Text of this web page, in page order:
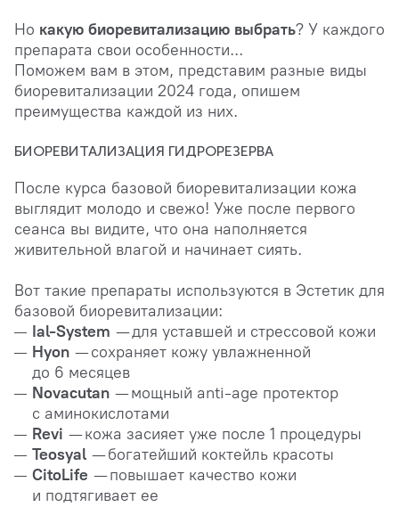
Но какую биоревитализацию выбрать? У каждого
препарата свои особенности...
Поможем вам в этом, представим разные виды
биоревитализации 2024 года, опишем
преимущества каждой из них.
БИОРЕВИТАЛИЗАЦИЯ ГИДРОРЕЗЕРВА
После курса базовой биоревитализации кожа
выглядит молодо и свежо! Уже после первого
сеанса вы видите, что она наполняется
живительной влагой и начинает сиять.
Вот такие препараты используются в Эстетик для
базовой биоревитализации:
Ial-System — для уставшей и стрессовой кожи
Hyon — сохраняет кожу увлажненной
до 6 месяцев
Novacutan — мощный anti-age протектор
с аминокислотами
Revi — кожа засияет уже после 1 процедуры
Teosyal — богатейший коктейль красоты
CitoLife — повышает качество кожи
и подтягивает ее